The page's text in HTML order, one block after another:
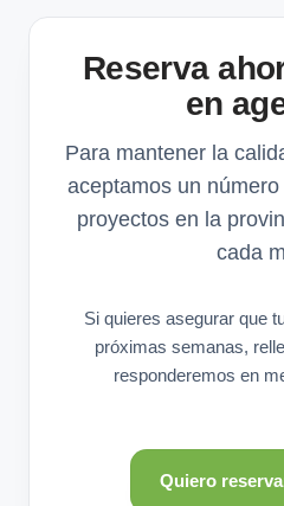
Reserva
en
Para mantener la
aceptamos un
proyectos en la
cada
Si quieres asegurar que
próximas semanas,
responderemos en
Quiero